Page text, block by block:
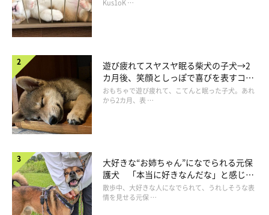
長！
Kus1oK …
遊び疲れてスヤスヤ眠る柴犬の子犬→2
カ月後、笑顔としっぽで喜びを表すコに
成長！
おもちゃで遊び疲れて、こてんと眠った子犬。あれ
から2カ月、表 …
大好きな“お姉ちゃん”になでられる元保
護犬 「本当に好きなんだな」と感じる
表情にほっこり
散歩中、大好きな人になでられて、うれしそうな表
情を見せる元保 …